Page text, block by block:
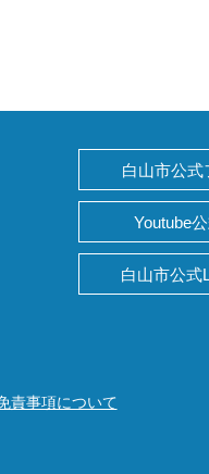
白山市公式
Youtube
白山市公式
責事項について